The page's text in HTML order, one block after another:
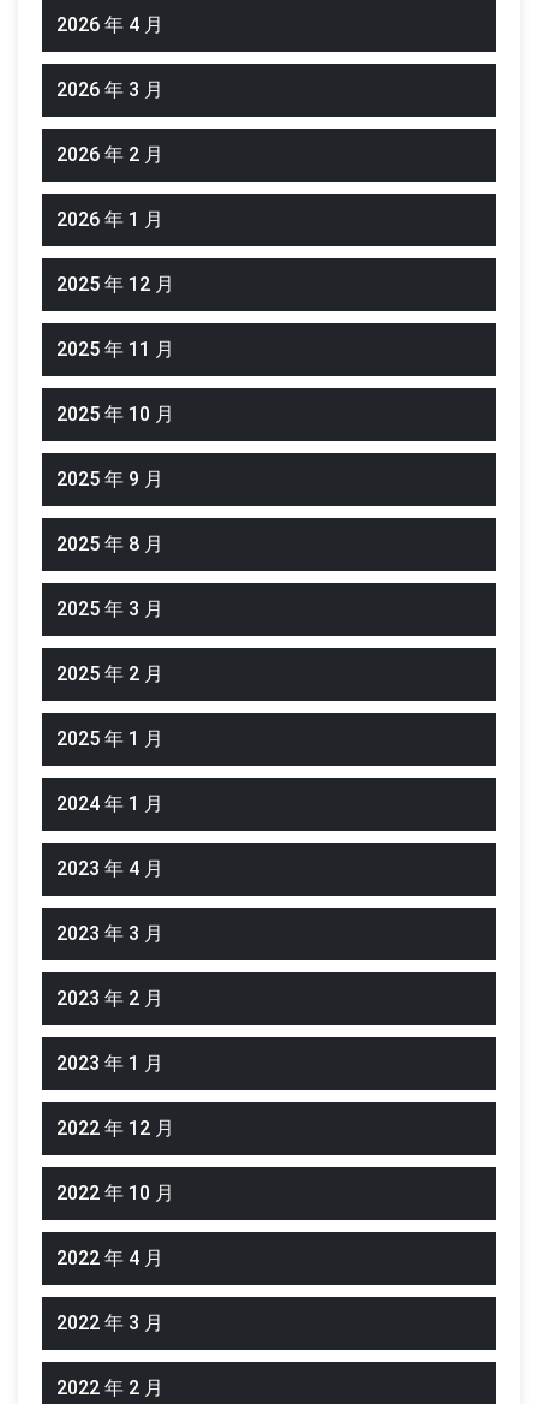
2026 年 4 月
2026 年 3 月
2026 年 2 月
2026 年 1 月
2025 年 12 月
2025 年 11 月
2025 年 10 月
2025 年 9 月
2025 年 8 月
2025 年 3 月
2025 年 2 月
2025 年 1 月
2024 年 1 月
2023 年 4 月
2023 年 3 月
2023 年 2 月
2023 年 1 月
2022 年 12 月
2022 年 10 月
2022 年 4 月
2022 年 3 月
2022 年 2 月